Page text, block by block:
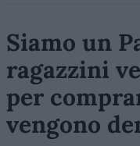
Siamo un
ragazzini
per
vengono